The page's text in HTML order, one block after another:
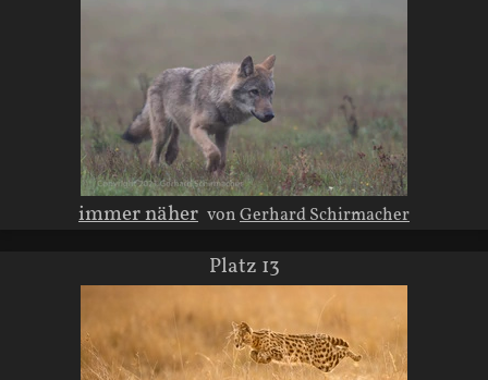
immer näher vonGerhard Schirmacher
Platz 13